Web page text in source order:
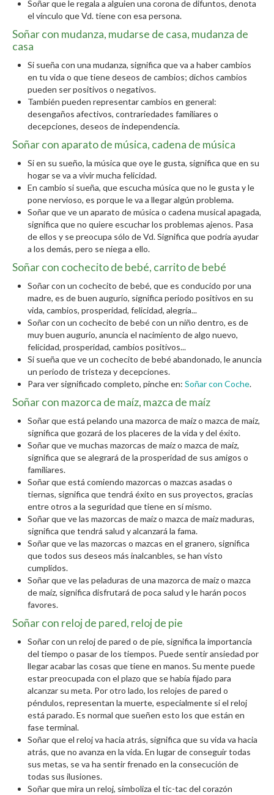
Soñar que le regala a alguien una corona de difuntos, denota
el vínculo que Vd. tiene con esa persona.
Soñar con mudanza, mudarse de casa, mudanza de
casa
Si sueña con una mudanza, significa que va a haber cambios
en tu vida o que tiene deseos de cambios; dichos cambios
pueden ser positivos o negativos.
También pueden representar cambios en general:
desengaños afectivos, contrariedades familiares o
decepciones, deseos de independencia.
Soñar con aparato de música, cadena de música
Si en su sueño, la música que oye le gusta, significa que en su
hogar se va a vivir mucha felicidad.
En cambio si sueña, que escucha música que no le gusta y le
pone nervioso, es porque le va a llegar algún problema.
Soñar que ve un aparato de música o cadena musical apagada,
significa que no quiere escuchar los problemas ajenos. Pasa
de ellos y se preocupa sólo de Vd. Significa que podría ayudar
a los demás, pero se niega a ello.
Soñar con cochecito de bebé, carrito de bebé
Soñar con un cochecito de bebé, que es conducido por una
madre, es de buen augurio, significa periodo positivos en su
vida, cambios, prosperidad, felicidad, alegría...
Soñar con un cochecito de bebé con un niño dentro, es de
muy buen augurio, anuncia el nacimiento de algo nuevo,
felicidad, prosperidad, cambios positivos...
Si sueña que ve un cochecito de bebé abandonado, le anuncia
un periodo de tristeza y decepciones.
Para ver significado completo, pinche en: Soñar con Coche.
Soñar con mazorca de maíz, mazca de maíz
Soñar que está pelando una mazorca de maíz o mazca de maíz,
significa que gozará de los placeres de la vida y del éxito.
Soñar que ve muchas mazorcas de maíz o mazca de maíz,
significa que se alegrará de la prosperidad de sus amigos o
familiares.
Soñar que está comiendo mazorcas o mazcas asadas o
tiernas, significa que tendrá éxito en sus proyectos, gracias
entre otros a la seguridad que tiene en sí mismo.
Soñar que ve las mazorcas de maíz o mazca de maíz maduras,
significa que tendrá salud y alcanzará la fama.
Soñar que ve las mazorcas o mazcas en el granero, significa
que todos sus deseos más inalcanbles, se han visto
cumplidos.
Soñar que ve las peladuras de una mazorca de maíz o mazca
de maíz, significa disfrutará de poca salud y le harán pocos
favores.
Soñar con reloj de pared, reloj de pie
Soñar con un reloj de pared o de pie, significa la importancia
del tiempo o pasar de los tiempos. Puede sentir ansiedad por
llegar acabar las cosas que tiene en manos. Su mente puede
estar preocupada con el plazo que se había fijado para
alcanzar su meta. Por otro lado, los relojes de pared o
péndulos, representan la muerte, especialmente si el reloj
está parado. Es normal que sueñen esto los que están en
fase terminal.
Soñar que el reloj va hacia atrás, significa que su vida va hacia
atrás, que no avanza en la vida. En lugar de conseguir todas
sus metas, se va ha sentir frenado en la consecución de
todas sus ilusiones.
Soñar que mira un reloj, simboliza el tic-tac del corazón